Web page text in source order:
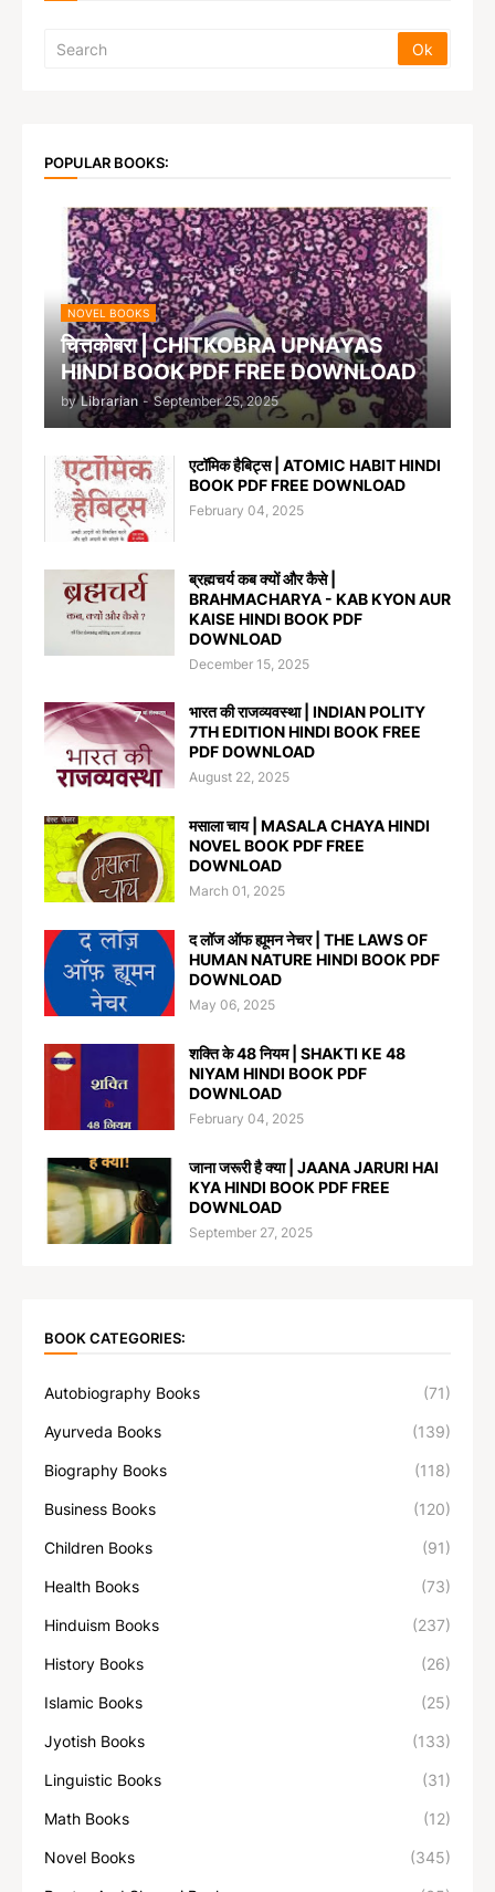
POPULAR BOOKS:
NOVEL BOOKS
चित्तकोबरा | CHITKOBRA UPNAYAS
HINDI BOOK PDF FREE DOWNLOAD
by Librarian - September 25, 2025
एटॉमिक हैबिट्स | ATOMIC HABIT HINDI
BOOK PDF FREE DOWNLOAD
February 04, 2025
ब्रह्मचर्य कब क्यों और कैसे |
BRAHMACHARYA - KAB KYON AUR
KAISE HINDI BOOK PDF
DOWNLOAD
December 15, 2025
भारत की राजव्यवस्था | INDIAN POLITY
7TH EDITION HINDI BOOK FREE
PDF DOWNLOAD
August 22, 2025
मसाला चाय | MASALA CHAYA HINDI
NOVEL BOOK PDF FREE
DOWNLOAD
March 01, 2025
द लॉज ऑफ ह्यूमन नेचर | THE LAWS OF
HUMAN NATURE HINDI BOOK PDF
DOWNLOAD
May 06, 2025
शक्ति के 48 नियम | SHAKTI KE 48
NIYAM HINDI BOOK PDF
DOWNLOAD
February 04, 2025
जाना जरूरी है क्या | JAANA JARURI HAI
KYA HINDI BOOK PDF FREE
DOWNLOAD
September 27, 2025
BOOK CATEGORIES:
Autobiography Books (71)
Ayurveda Books (139)
Biography Books (118)
Business Books (120)
Children Books (91)
Health Books (73)
Hinduism Books (237)
History Books (26)
Islamic Books (25)
Jyotish Books (133)
Linguistic Books (31)
Math Books (12)
Novel Books (345)